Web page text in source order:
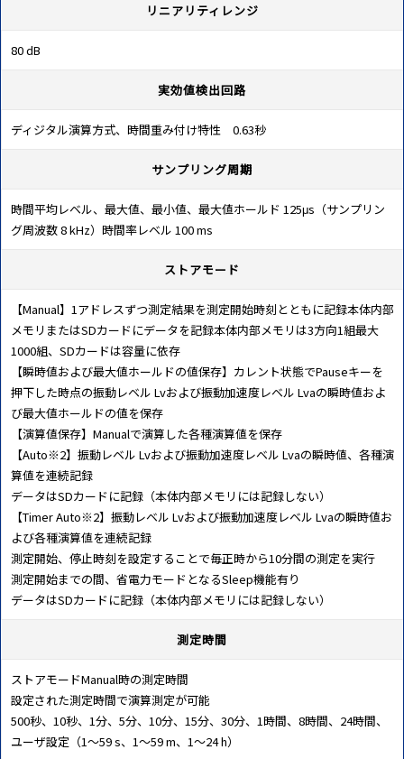
リニアリティレンジ
80 dB
実効値検出回路
ディジタル演算方式、時間重み付け特性 0.63秒
サンプリング周期
時間平均レベル、最大値、最小値、最大値ホールド 125μs（サンプリン
グ周波数 8 kHz）時間率レベル 100 ms
ストアモード
【Manual】1アドレスずつ測定結果を測定開始時刻とともに記録本体内部
メモリまたはSDカードにデータを記録本体内部メモリは3方向1組最大
1000組、SDカードは容量に依存
【瞬時値および最大値ホールドの値保存】カレント状態でPauseキーを
押下した時点の振動レベル Lvおよび振動加速度レベル Lvaの瞬時値およ
び最大値ホールドの値を保存
【演算値保存】Manualで演算した各種演算値を保存
【Auto※2】振動レベル Lvおよび振動加速度レベル Lvaの瞬時値、各種演
算値を連続記録
データはSDカードに記録（本体内部メモリには記録しない）
【Timer Auto※2】振動レベル Lvおよび振動加速度レベル Lvaの瞬時値お
よび各種演算値を連続記録
測定開始、停止時刻を設定することで毎正時から10分間の測定を実行
測定開始までの間、省電力モードとなるSleep機能有り
データはSDカードに記録（本体内部メモリには記録しない）
測定時間
ストアモードManual時の測定時間
設定された測定時間で演算測定が可能
500秒、10秒、1分、5分、10分、15分、30分、1時間、8時間、24時間、
ユーザ設定（1～59 s、1～59 m、1～24 h）